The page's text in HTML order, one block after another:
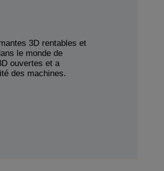
3D rentables et
le monde de
ouvertes et a
des machines.